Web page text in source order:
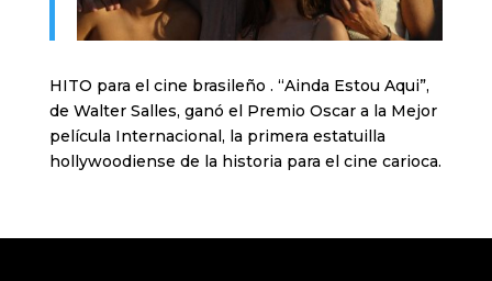
HITO para el cine brasileño . “Ainda Estou Aqui”,
de Walter Salles, ganó el Premio Oscar a la Mejor
película Internacional, la primera estatuilla
hollywoodiense de la historia para el cine carioca.